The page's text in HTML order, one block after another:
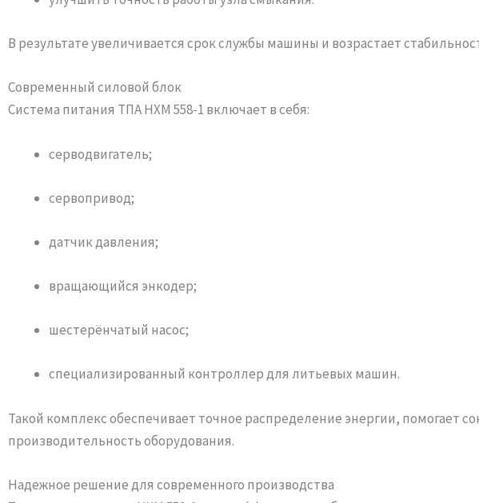
В результате увеличивается срок службы машины и возрастает
Современный силовой блок
Система питания ТПА HXM 558-1 включает в себя:
серводвигатель;
сервопривод;
датчик давления;
вращающийся энкодер;
шестерёнчатый насос;
специализированный контроллер для литьевых машин.
Такой комплекс обеспечивает точное распределение энергии, помогает
производительность оборудования.
Надежное решение для современного производства